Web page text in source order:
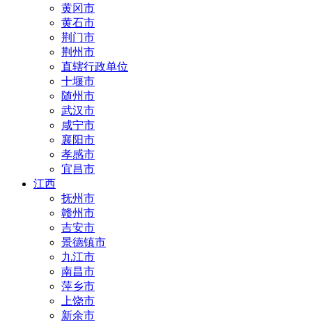
黄冈市
黄石市
荆门市
荆州市
直辖行政单位
十堰市
随州市
武汉市
咸宁市
襄阳市
孝感市
宜昌市
江西
抚州市
赣州市
吉安市
景德镇市
九江市
南昌市
萍乡市
上饶市
新余市